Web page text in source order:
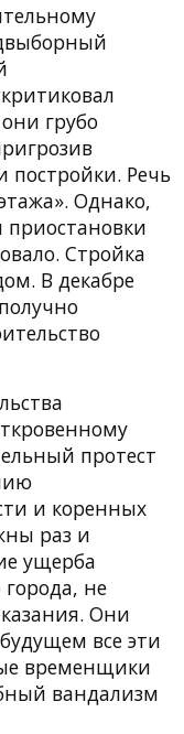
грубо
постройки. Речь
Однако,
приостановки
Стройка
В декабре
протест
и коренных
раз и
ущерба
города, не
Они
все эти
временщики
вандализм